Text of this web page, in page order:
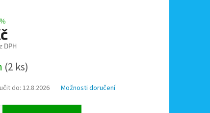
DPH
(2 ks)
do: 12.8.2026 Možnosti doručení